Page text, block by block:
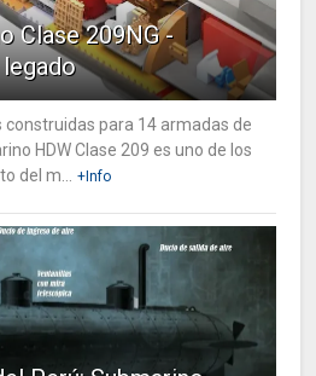
Clase 209NG -
construidas para 14 armadas de
HDW Clase 209 es uno de los
del m...
+Info